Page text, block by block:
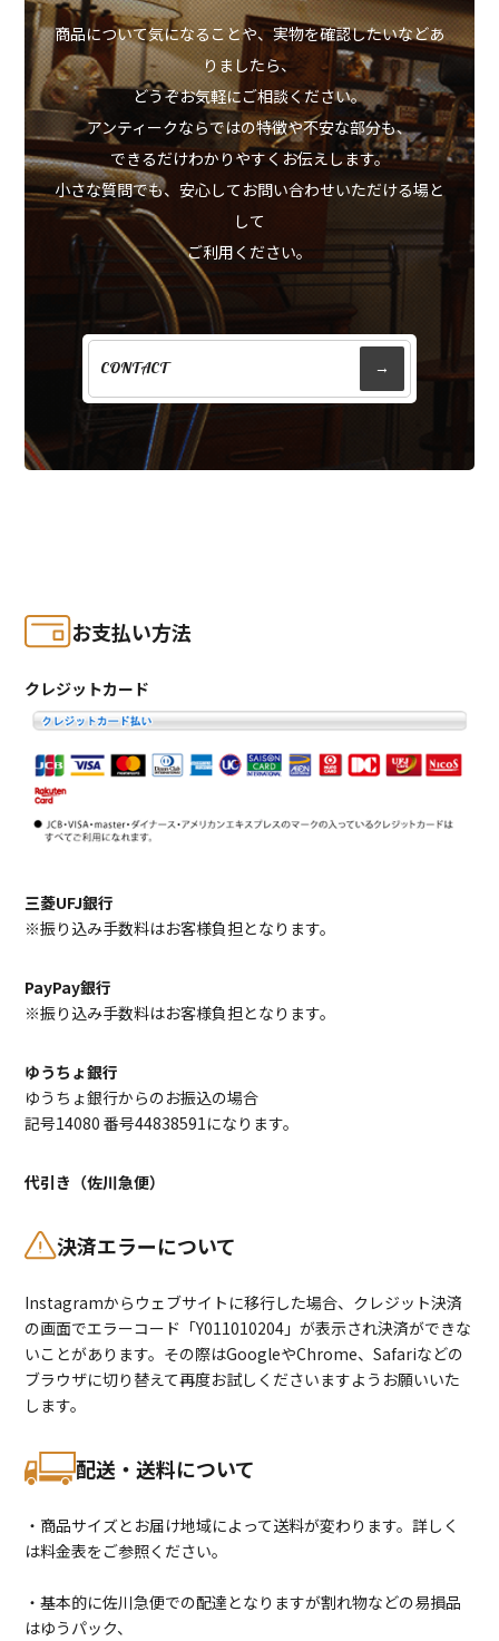
商品について気になることや、実物を確認したいなどあ
りましたら、
どうぞお気軽にご相談ください。
アンティークならではの特徴や不安な部分も、
できるだけわかりやすくお伝えします。
小さな質問でも、安心してお問い合わせいただける場と
して
ご利用ください。
CONTACT →
お支払い方法
クレジットカード
三菱UFJ銀行
※振り込み手数料はお客様負担となります。
PayPay銀行
※振り込み手数料はお客様負担となります。
ゆうちょ銀行
ゆうちょ銀行からのお振込の場合
記号14080 番号44838591になります。
代引き（佐川急便）
決済エラーについて
Instagramからウェブサイトに移行した場合、クレジット決済
の画面でエラーコード「Y011010204」が表示され決済ができな
いことがあります。その際はGoogleやChrome、Safariなどの
ブラウザに切り替えて再度お試しくださいますようお願いいた
します。
配送・送料について
・商品サイズとお届け地域によって送料が変わります。詳しく
は料金表をご参照ください。
・基本的に佐川急便での配達となりますが割れ物などの易損品
はゆうパック、